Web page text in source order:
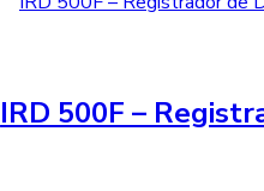
IRD 500F –